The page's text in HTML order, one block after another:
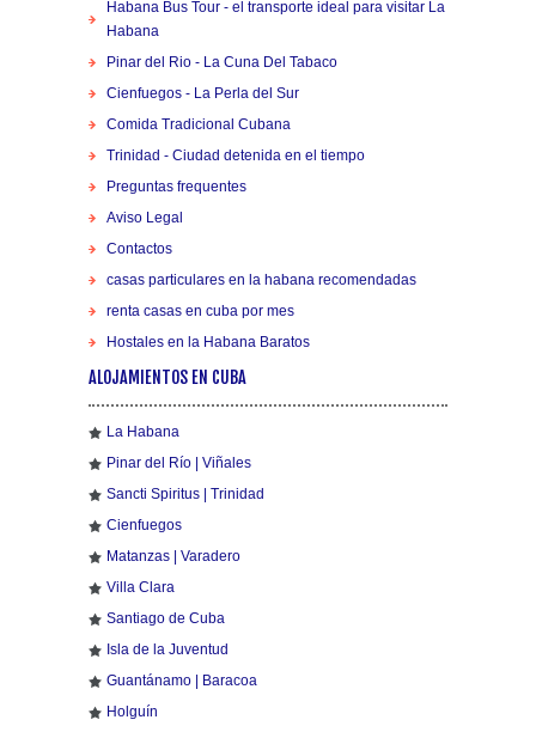
Habana Bus Tour - el transporte ideal para visitar La
Habana
Pinar del Rio - La Cuna Del Tabaco
Cienfuegos - La Perla del Sur
Comida Tradicional Cubana
Trinidad - Ciudad detenida en el tiempo
Preguntas frequentes
Aviso Legal
Contactos
casas particulares en la habana recomendadas
renta casas en cuba por mes
Hostales en la Habana Baratos
ALOJAMIENTOS EN CUBA
La Habana
Pinar del Río | Viñales
Sancti Spiritus | Trinidad
Cienfuegos
Matanzas | Varadero
Villa Clara
Santiago de Cuba
Isla de la Juventud
Guantánamo | Baracoa
Holguín